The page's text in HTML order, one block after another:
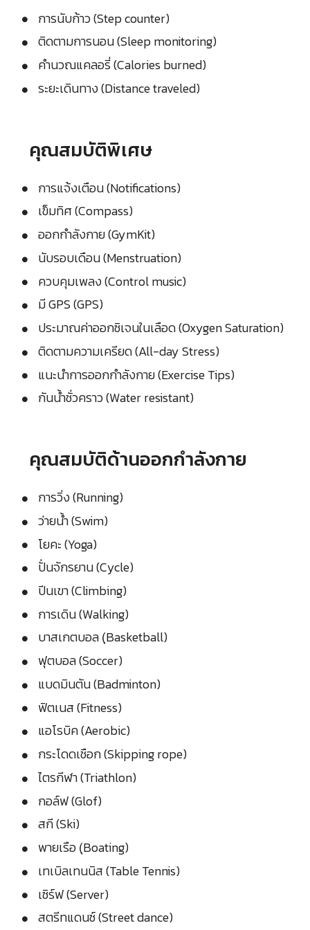
การนับก้าว (Step counter)
ติดตามการนอน (Sleep monitoring)
คำนวณแคลอรี่ (Calories burned)
ระยะเดินทาง (Distance traveled)
คุณสมบัติพิเศษ
การแจ้งเตือน (Notifications)
เข็มทิศ (Compass)
ออกกำลังกาย (GymKit)
นับรอบเดือน (Menstruation)
ควบคุมเพลง (Control music)
มี GPS (GPS)
ประมาณค่าออกซิเจนในเลือด (Oxygen Saturation)
ติดตามความเครียด (All-day Stress)
แนะนำการออกกำลังกาย (Exercise Tips)
กันน้ำชั่วคราว (Water resistant)
คุณสมบัติด้านออกกำลังกาย
การวิ่ง (Running)
ว่ายน้ำ (Swim)
โยคะ (Yoga)
ปั่นจักรยาน (Cycle)
ปีนเขา (Climbing)
การเดิน (Walking)
บาสเกตบอล (ฺBasketball)
ฟุตบอล (Soccer)
แบดมินตัน (Badminton)
ฟิตเนส (Fitness)
แอโรบิค (Aerobic)
กระโดดเชือก (Skipping rope)
ไตรกีฬา (Triathlon)
กอล์ฟ (Glof)
สกี (Ski)
พายเรือ (ฺBoating)
เทเบิลเทนนิส (Table Tennis)
เซิร์ฟ (Server)
สตรีทแดนซ์ (Street dance)